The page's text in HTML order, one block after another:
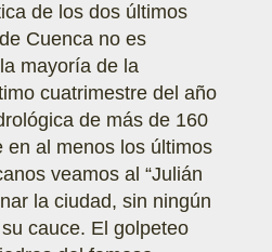
de los dos últimos
Cuenca no es
mayoría de la
cuatrimestre del año
de más de 160
en al menos los últimos
veamos al “Julián
la ciudad, sin ningún
cauce. El golpeteo